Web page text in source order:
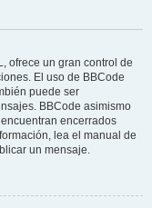
ofrece un gran control de
El uso de BBCode
puede ser
BBCode asimismo
encerrados
lea el manual de
un mensaje.